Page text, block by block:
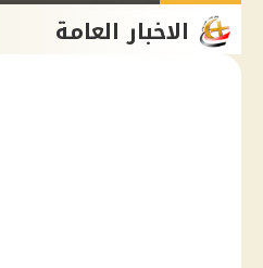
الاخبار العامة